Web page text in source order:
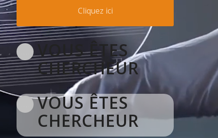
Cliquez ici
VOUS ÊTES
CHERCHEUR
VOUS ÊTES
CHERCHEUR